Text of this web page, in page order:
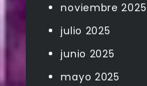
noviembre 2025
julio 2025
junio 2025
mayo 2025